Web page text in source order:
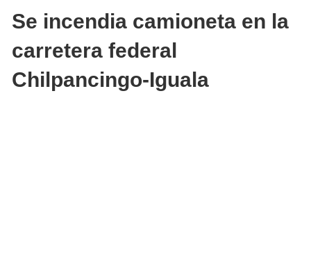
Se incendia camioneta en la
carretera federal
Chilpancingo-Iguala